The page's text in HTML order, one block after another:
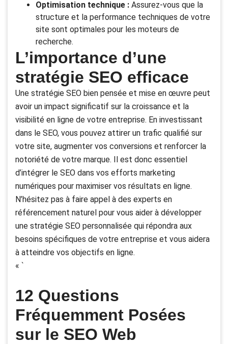
Optimisation technique : Assurez-vous que la
structure et la performance techniques de votre
site sont optimales pour les moteurs de
recherche.
L’importance d’une
stratégie SEO efficace
Une stratégie SEO bien pensée et mise en œuvre peut
avoir un impact significatif sur la croissance et la
visibilité en ligne de votre entreprise. En investissant
dans le SEO, vous pouvez attirer un trafic qualifié sur
votre site, augmenter vos conversions et renforcer la
notoriété de votre marque. Il est donc essentiel
d’intégrer le SEO dans vos efforts marketing
numériques pour maximiser vos résultats en ligne.
N’hésitez pas à faire appel à des experts en
référencement naturel pour vous aider à développer
une stratégie SEO personnalisée qui répondra aux
besoins spécifiques de votre entreprise et vous aidera
à atteindre vos objectifs en ligne.
« `
12 Questions
Fréquemment Posées
sur le SEO Web